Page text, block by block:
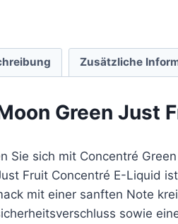
Zusätzliche
Green Just
Sie sich mit Concentré
Fruit Concentré E-Liquid
mit einer sanften Note
sowie